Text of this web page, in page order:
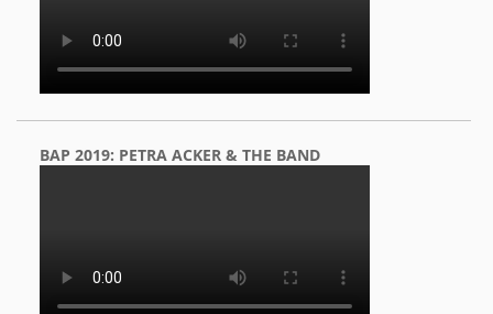
BAP 2019: PETRA ACKER & THE BAND